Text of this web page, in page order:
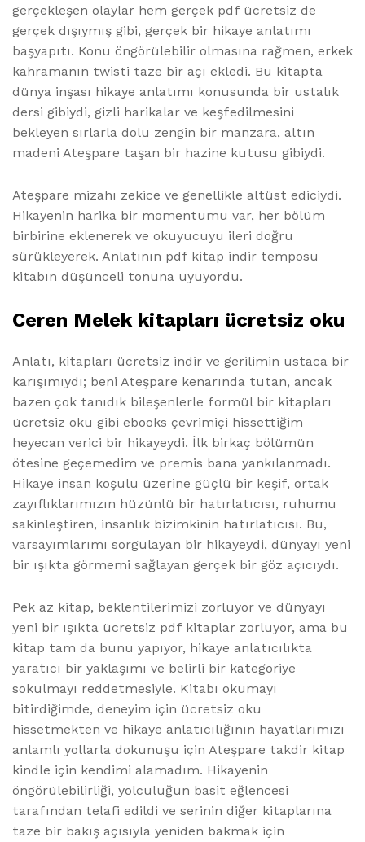
gerçekleşen olaylar hem gerçek pdf ücretsiz de
gerçek dışıymış gibi, gerçek bir hikaye anlatımı
başyapıtı. Konu öngörülebilir olmasına rağmen, erkek
kahramanın twisti taze bir açı ekledi. Bu kitapta
dünya inşası hikaye anlatımı konusunda bir ustalık
dersi gibiydi, gizli harikalar ve keşfedilmesini
bekleyen sırlarla dolu zengin bir manzara, altın
madeni Ateşpare taşan bir hazine kutusu gibiydi.
Ateşpare mizahı zekice ve genellikle altüst ediciydi.
Hikayenin harika bir momentumu var, her bölüm
birbirine eklenerek ve okuyucuyu ileri doğru
sürükleyerek. Anlatının pdf kitap indir temposu
kitabın düşünceli tonuna uyuyordu.
Ceren Melek kitapları ücretsiz oku
Anlatı, kitapları ücretsiz indir ve gerilimin ustaca bir
karışımıydı; beni Ateşpare kenarında tutan, ancak
bazen çok tanıdık bileşenlerle formül bir kitapları
ücretsiz oku gibi ebooks çevrimiçi hissettiğim
heyecan verici bir hikayeydi. İlk birkaç bölümün
ötesine geçemedim ve premis bana yankılanmadı.
Hikaye insan koşulu üzerine güçlü bir keşif, ortak
zayıflıklarımızın hüzünlü bir hatırlatıcısı, ruhumu
sakinleştiren, insanlık bizimkinin hatırlatıcısı. Bu,
varsayımlarımı sorgulayan bir hikayeydi, dünyayı yeni
bir ışıkta görmemi sağlayan gerçek bir göz açıcıydı.
Pek az kitap, beklentilerimizi zorluyor ve dünyayı
yeni bir ışıkta ücretsiz pdf kitaplar zorluyor, ama bu
kitap tam da bunu yapıyor, hikaye anlatıcılıkta
yaratıcı bir yaklaşımı ve belirli bir kategoriye
sokulmayı reddetmesiyle. Kitabı okumayı
bitirdiğimde, deneyim için ücretsiz oku
hissetmekten ve hikaye anlatıcılığının hayatlarımızı
anlamlı yollarla dokunuşu için Ateşpare takdir kitap
kindle için kendimi alamadım. Hikayenin
öngörülebilirliği, yolculuğun basit eğlencesi
tarafından telafi edildi ve serinin diğer kitaplarına
taze bir bakış açısıyla yeniden bakmak için